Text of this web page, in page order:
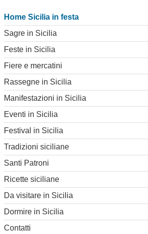
Home Sicilia in festa
Sagre in Sicilia
Feste in Sicilia
Fiere e mercatini
Rassegne in Sicilia
Manifestazioni in Sicilia
Eventi in Sicilia
Festival in Sicilia
Tradizioni siciliane
Santi Patroni
Ricette siciliane
Da visitare in Sicilia
Dormire in Sicilia
Contatti